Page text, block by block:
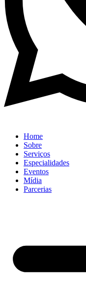
Home
Sobre
Serviços
Especialidades
Eventos
Mídia
Parcerias